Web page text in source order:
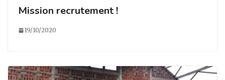
Mission recrutement !
19/10/2020